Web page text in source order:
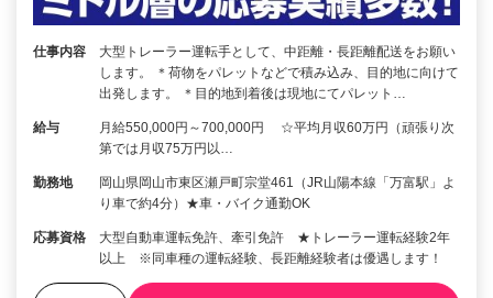
仕事内容
大型トレーラー運転手として、中距離・長距離配送をお願い
します。 ＊荷物をパレットなどで積み込み、目的地に向けて
出発します。 ＊目的地到着後は現地にてパレット…
給与
月給550,000円～700,000円 ☆平均月収60万円（頑張り次
第では月収75万円以…
勤務地
岡山県岡山市東区瀬戸町宗堂461（JR山陽本線「万富駅」よ
り車で約4分）★車・バイク通勤OK
応募資格
大型自動車運転免許、牽引免許 ★トレーラー運転経験2年
以上 ※同車種の運転経験、長距離経験者は優遇します！